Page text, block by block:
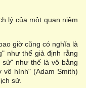
lý của một quan niệm
giờ cũng có nghĩa là
như thế giả định rằng
như thế là vô bằng
hình" (Adam Smith)
sử.